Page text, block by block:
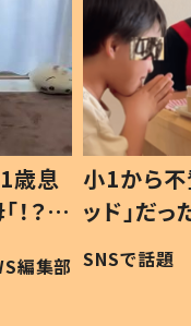
歳息
？」
編集部
小1から不
ッド」だ
作り続け
#令和の子
SNSで話題